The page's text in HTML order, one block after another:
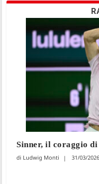
Sinner, il coraggio
Ludwig Monti 31/03/2026